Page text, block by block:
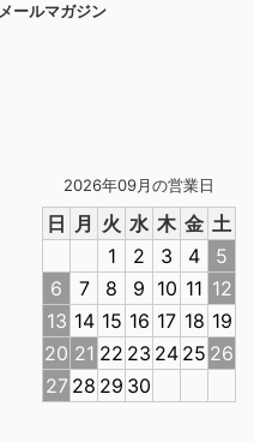
2026年09月の営業日
日 月 火 水 木 金 土
1
2 3 4
5
6
7 8 9 10 11 12
13 14 15 16 17 18 19
20 21 22 23 24 25 26
27 28 29 30
メールマガジン